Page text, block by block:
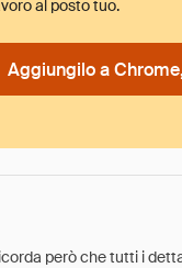
al posto tuo.
Aggiungilo a
però che tutti i